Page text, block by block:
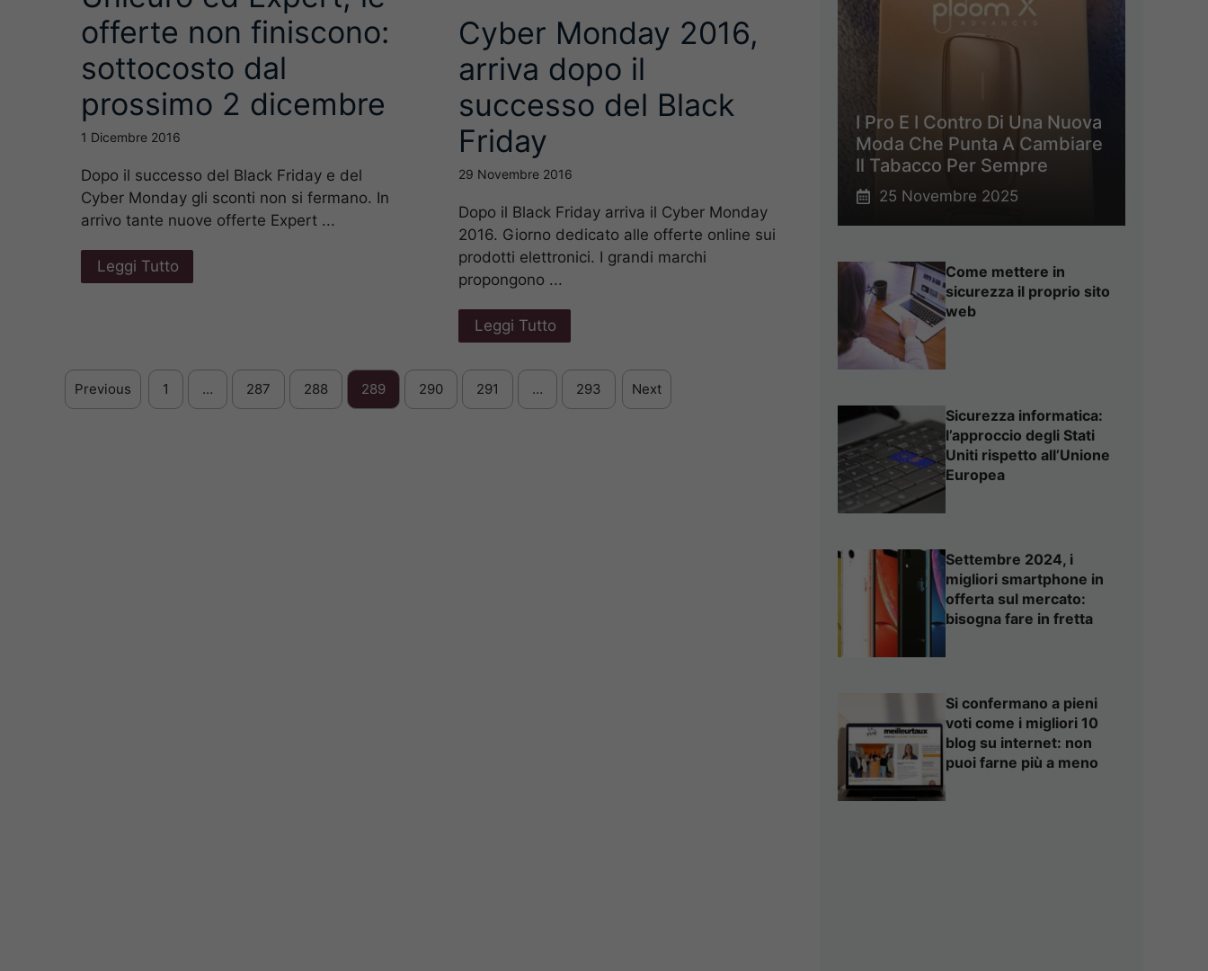
offerte non finiscono:
sottocosto dal
prossimo 2 dicembre
1 Dicembre 2016
Dopo il successo del Black Friday e del
Cyber Monday gli sconti non si fermano. In
arrivo tante nuove offerte Expert ...
Leggi Tutto
Cyber Monday 2016,
arriva dopo il
successo del Black
Friday
29 Novembre 2016
Dopo il Black Friday arriva il Cyber Monday
2016. Giorno dedicato alle offerte online sui
prodotti elettronici. I grandi marchi
propongono ...
Leggi Tutto
Previous 1 … 287 288 289 290 291 … 293 Next
I Pro E I Contro Di Una Nuova
Moda Che Punta A Cambiare
Il Tabacco Per Sempre
25 Novembre 2025
Come mettere in
sicurezza il proprio sito
web
Sicurezza informatica:
l’approccio degli Stati
Uniti rispetto all’Unione
Europea
Settembre 2024, i
migliori smartphone in
offerta sul mercato:
bisogna fare in fretta
Si confermano a pieni
voti come i migliori 10
blog su internet: non
puoi farne più a meno